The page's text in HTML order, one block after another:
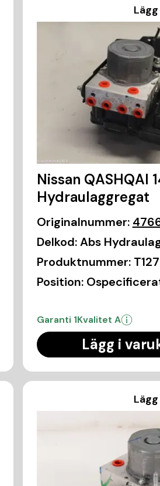
Nissan QASHQAI
Hydraulaggregat
Originalnummer:
Delkod: Abs
Produktnummer:
Position:
Garanti 1Kvalitet A
Lägg i